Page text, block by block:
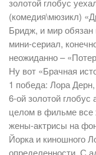
золотой глобус
(комедия\мюзикл)
Бридж, и мир
мини-сериал,
неожиданно –
Ну вот «Брачная
1 победа: Лора
6-ой золотой
целом в фильме все
жены-актрисы на
Йорка и киношного
определенности. С